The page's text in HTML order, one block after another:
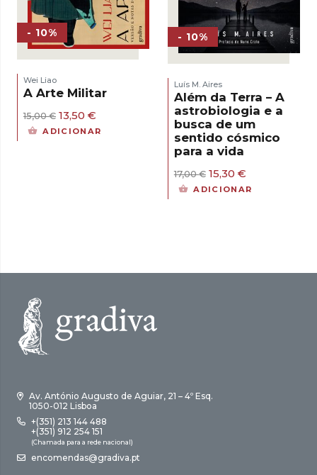
- 10%
Wei Liao
A Arte Militar
15,00€ O
preço
13,50 €
preço
ADICIONAR
- 10%
Luís M. Aires
Além da Terra – A
astrobiologia e a
busca de um
sentido cósmico
para a vida
17,00€ O
preço
original
15,30 €O
preço
atual
ADICIONAR
Av. António Augusto de Aguiar, 21 – 4º Esq.
1050-012 Lisboa
+(351) 213 144 488
+(351) 912 254 151
(Chamada para a rede nacional)
encomendas@gradiva.pt